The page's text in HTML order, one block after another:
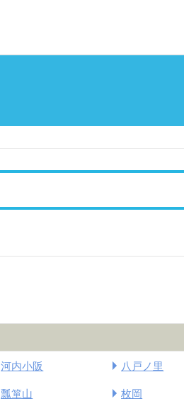
河内小阪 八戸ノ里
瓢箪山 枚岡